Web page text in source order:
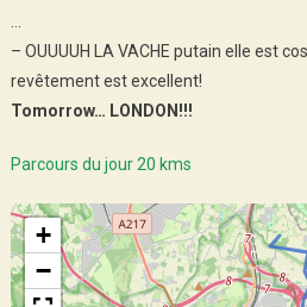
– OUUUUH LA VACHE putain elle est
revêtement est excellent!
Tomorrow… LONDON!!!
Parcours du jour 20 kms
+
−